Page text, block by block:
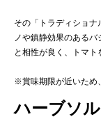
その「トラディショ
ノや鎮静効果のある
と相性が良く、トマト
※賞味期限が近いため
ハーブソ